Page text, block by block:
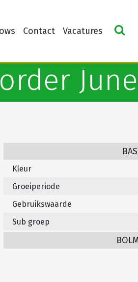
Contact Vacatures
June
Kleur
Groeiperiode
Gebruikswaarde
Sub groep